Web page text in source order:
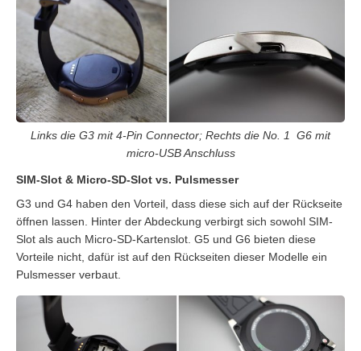
Links die G3 mit 4-Pin Connector; Rechts die No. 1 G6 mit
micro-USB Anschluss
SIM-Slot & Micro-SD-Slot vs. Pulsmesser
G3 und G4 haben den Vorteil, dass diese sich auf der Rückseite
öffnen lassen. Hinter der Abdeckung verbirgt sich sowohl SIM-
Slot als auch Micro-SD-Kartenslot. G5 und G6 bieten diese
Vorteile nicht, dafür ist auf den Rückseiten dieser Modelle ein
Pulsmesser verbaut.